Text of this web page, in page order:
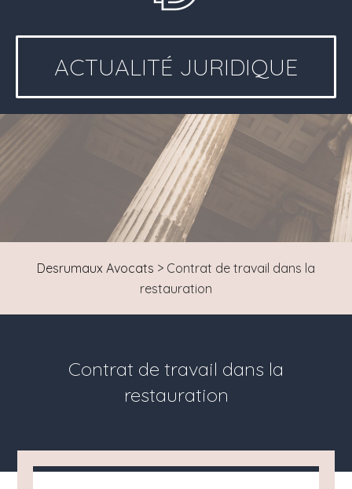
ACTUALITÉ JURIDIQUE
Desrumaux Avocats > Contrat de travail dans la
restauration
Contrat de travail dans la
restauration